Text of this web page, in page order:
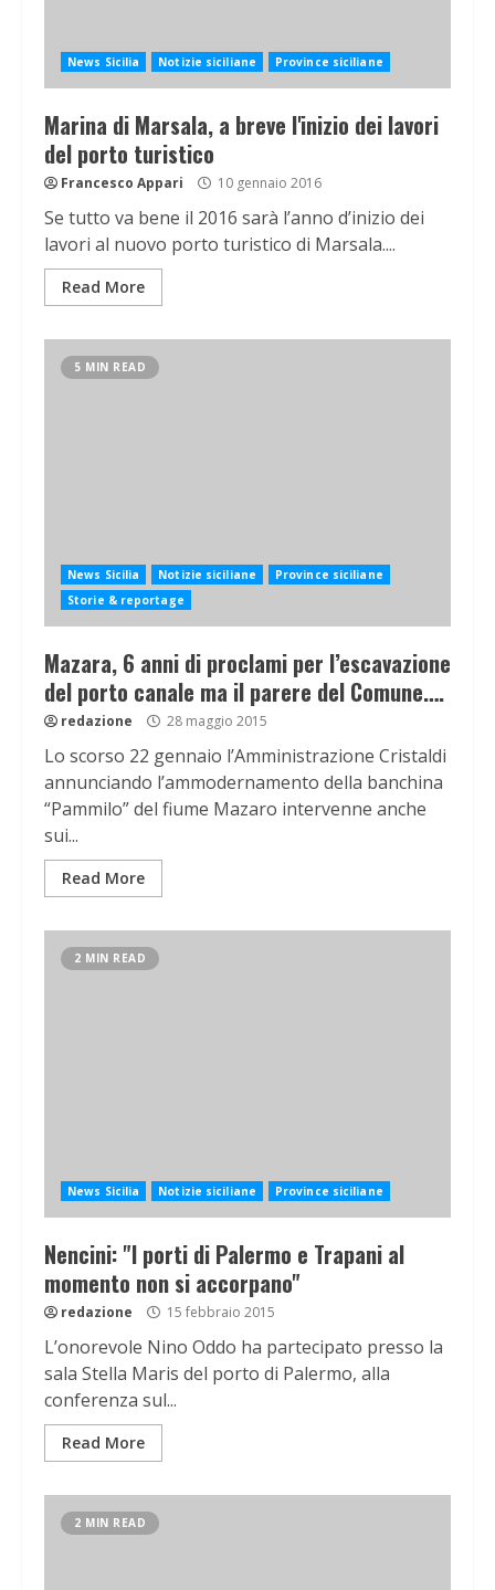
News Sicilia Notizie siciliane Province siciliane
Marina di Marsala, a breve l'inizio dei lavori
del porto turistico
Francesco Appari 10 gennaio 2016
Se tutto va bene il 2016 sarà l’anno d’inizio dei
lavori al nuovo porto turistico di Marsala....
Read More
5 MIN READ
News Sicilia Notizie siciliane
Province siciliane
Storie & reportage
Mazara, 6 anni di proclami per l’escavazione
del porto canale ma il parere del Comune….
redazione 28 maggio 2015
Lo scorso 22 gennaio l’Amministrazione Cristaldi
annunciando l’ammodernamento della banchina
“Pammilo” del fiume Mazaro intervenne anche
sui...
Read More
2 MIN READ
News Sicilia Notizie siciliane Province siciliane
Nencini: "I porti di Palermo e Trapani al
momento non si accorpano"
redazione 15 febbraio 2015
L’onorevole Nino Oddo ha partecipato presso la
sala Stella Maris del porto di Palermo, alla
conferenza sul...
Read More
2 MIN READ